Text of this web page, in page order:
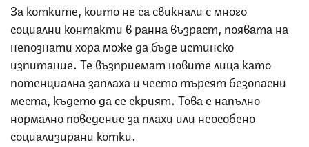
За котките, които не са свикнали с много
социални контакти в ранна възраст, появата на
непознати хора може да бъде истинско
изпитание. Те възприемат новите лица като
потенциална заплаха и често търсят безопасни
места, където да се скрият. Това е напълно
нормално поведение за плахи или неособено
социализирани котки.